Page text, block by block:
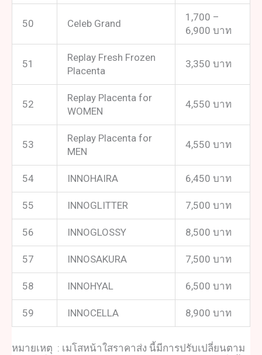
50 Celeb Grand
1,700 –
6,900 บาท
51
Replay Fresh Frozen
Placenta
3,350 บาท
52
Replay Placenta for
WOMEN
4,550 บาท
53
Replay Placenta for
MEN
4,550 บาท
54 INNOHAIRA 6,450 บาท
55 INNOGLITTER 7,500 บาท
56 INNOGLOSSY 8,500 บาท
57 INNOSAKURA 7,500 บาท
58 INNOHYAL 6,500 บาท
59 INNOCELLA 8,900 บาท
หมายเหตุ : เมโสหน้าใสราคาส่ง นี้มีการปรับเปลี่ยนตาม